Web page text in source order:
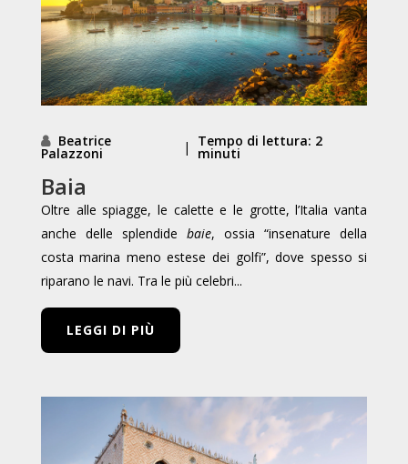
Beatrice
Palazzoni | Tempo di lettura: 2
minuti
Baia
Oltre alle spiagge, le calette e le grotte, l’Italia vanta
anche delle splendide baie, ossia “insenature della
costa marina meno estese dei golfi”, dove spesso si
riparano le navi. Tra le più celebri...
LEGGI DI PIÙ